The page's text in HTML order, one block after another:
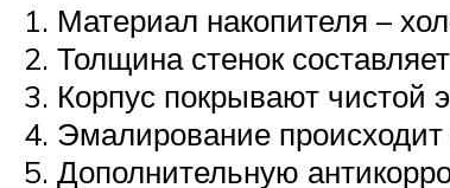
Материал накопителя –
Толщина стенок
Корпус покрывают чистой
Эмалирование
Дополнительную